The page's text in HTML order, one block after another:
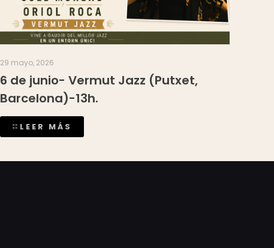
29 mayo, 2026
6 de junio- Vermut Jazz (Putxet,
Barcelona)-13h.
LEER MÁS